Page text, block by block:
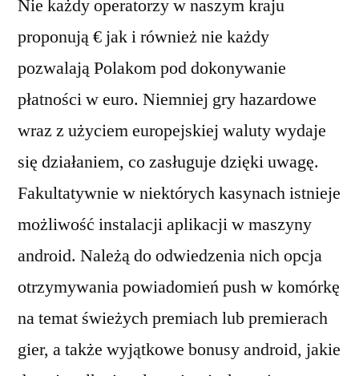
Nie każdy operatorzy w naszym kraju
proponują € jak i również nie każdy
pozwalają Polakom pod dokonywanie
płatności w euro. Niemniej gry hazardowe
wraz z użyciem europejskiej waluty wydaje
się działaniem, co zasługuje dzięki uwagę.
Fakultatywnie w niektórych kasynach istnieje
możliwość instalacji aplikacji w maszyny
android. Należą do odwiedzenia nich opcja
otrzymywania powiadomień push w komórkę
na temat świeżych premiach lub premierach
gier, a także wyjątkowe bonusy android, jakie